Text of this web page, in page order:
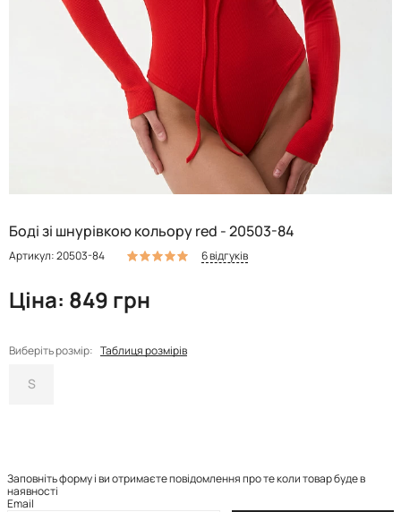
Боді зі шнурівкою кольору red - 20503-84
Артикул: 20503-84 6 відгуків
Ціна: 849 грн
Виберіть розмір: Таблиця розмірів
S
Заповніть форму і ви отримаєте повідомлення про те коли товар буде в
наявності
Email